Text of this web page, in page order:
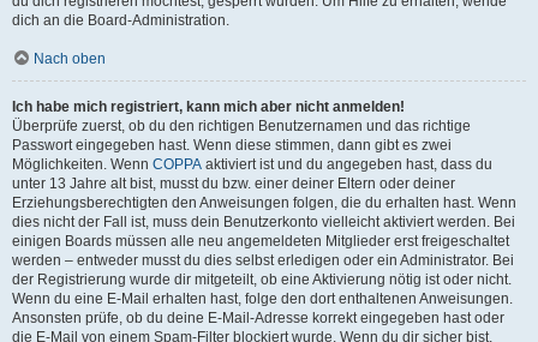
dich an die Board-Administration.
Nach oben
Ich habe mich registriert, kann mich aber nicht anmelden!
Überprüfe zuerst, ob du den richtigen Benutzernamen und das richtige
Passwort eingegeben hast. Wenn diese stimmen, dann gibt es zwei
Möglichkeiten. Wenn COPPA aktiviert ist und du angegeben hast, dass du
unter 13 Jahre alt bist, musst du bzw. einer deiner Eltern oder deiner
Erziehungsberechtigten den Anweisungen folgen, die du erhalten hast. Wenn
dies nicht der Fall ist, muss dein Benutzerkonto vielleicht aktiviert werden. Bei
einigen Boards müssen alle neu angemeldeten Mitglieder erst freigeschaltet
werden – entweder musst du dies selbst erledigen oder ein Administrator. Bei
der Registrierung wurde dir mitgeteilt, ob eine Aktivierung nötig ist oder nicht.
Wenn du eine E-Mail erhalten hast, folge den dort enthaltenen Anweisungen.
Ansonsten prüfe, ob du deine E-Mail-Adresse korrekt eingegeben hast oder
die E-Mail von einem Spam-Filter blockiert wurde. Wenn du dir sicher bist,